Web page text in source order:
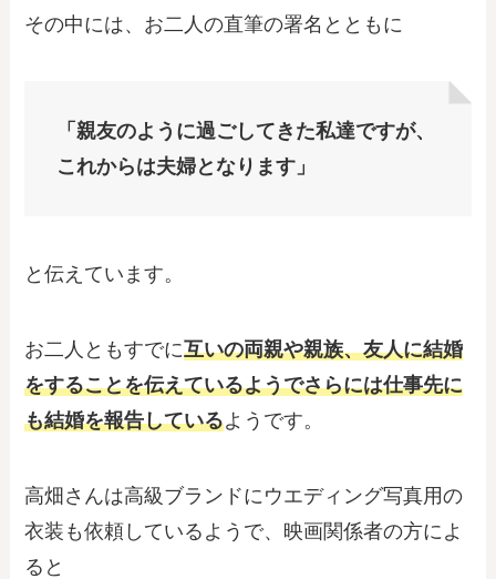
その中には、お二人の直筆の署名とともに
「親友のように過ごしてきた私達ですが、
これからは夫婦となります」
と伝えています。
お二人ともすでに互いの両親や親族、友人に結婚
をすることを伝えているようでさらには仕事先に
も結婚を報告しているようです。
高畑さんは高級ブランドにウエディング写真用の
衣装も依頼しているようで、映画関係者の方によ
ると